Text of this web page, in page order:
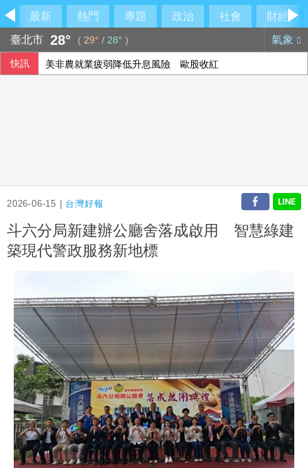
最新 熱門 專題 政治 社會
財經
臺北市 28° ( 29° / 28° ) 氣象
快訊 美非農就業疲弱降低升息風險 歐股收紅
2026-06-15 | 台灣好報
斗六分局新建辦公廳舍落成啟用 智慧綠建
築現代警政服務新地標